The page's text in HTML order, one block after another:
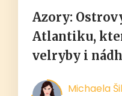
Azory:
Atlantiku,
velryby i
Michaela